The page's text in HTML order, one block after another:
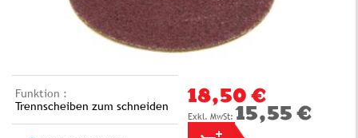
Funktion :
Trennscheiben zum schneiden
18,50 €
15,55 €